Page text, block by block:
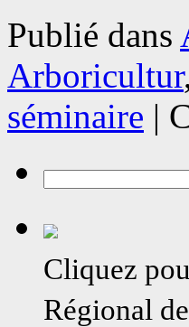
Publié dans
Arboricultur
séminaire |
Cliquez
Régional